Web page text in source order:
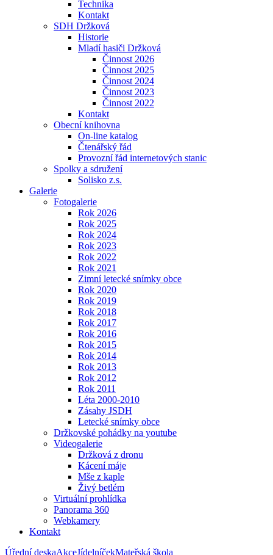
Technika
Kontakt
SDH Držková
Historie
Mladí hasiči Držková
Činnost 2026
Činnost 2025
Činnost 2024
Činnost 2023
Činnost 2022
Kontakt
Obecní knihovna
On-line katalog
Čtenářský řád
Provozní řád internetových stanic
Spolky a sdružení
Solisko z.s.
Galerie
Fotogalerie
Rok 2026
Rok 2025
Rok 2024
Rok 2023
Rok 2022
Rok 2021
Zimní letecké snímky obce
Rok 2020
Rok 2019
Rok 2018
Rok 2017
Rok 2016
Rok 2015
Rok 2014
Rok 2013
Rok 2012
Rok 2011
Léta 2000-2010
Zásahy JSDH
Letecké snímky obce
Držkovské pohádky na youtube
Videogalerie
Držková z dronu
Kácení máje
Mše z kaple
Živý betlém
Virtuální prohlídka
Panorama 360
Webkamery
Kontakt
Úřední deskaAkceJídelníčekMateřská škola